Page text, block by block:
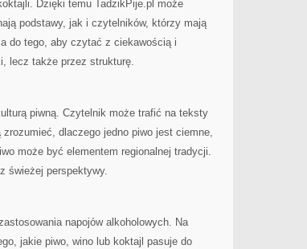
Dzięki temu TadzikPije.pl może
podstawy, jak i czytelników, którzy mają
do tego, aby czytać z ciekawością i
lecz także przez strukturę.
piwną. Czytelnik może trafić na teksty
dlaczego jedno piwo jest ciemne,
może być elementem regionalnej tradycji.
świeżej perspektywy.
napojów alkoholowych. Na
jakie piwo, wino lub koktajl pasuje do